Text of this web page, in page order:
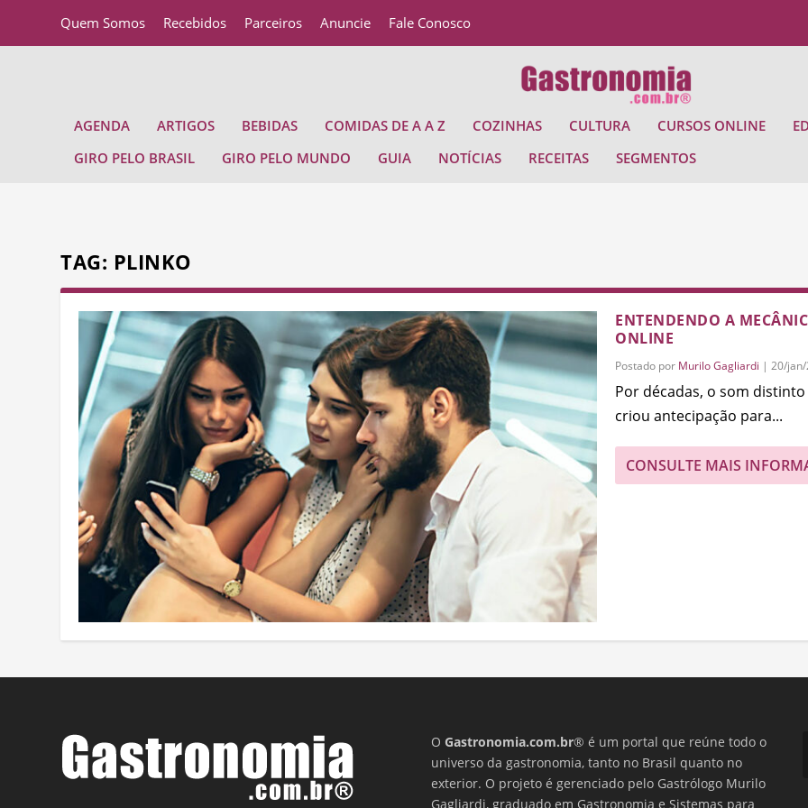
Quem Somos Recebidos Parceiros Anuncie Fale Conosco
AGENDA ARTIGOS BEBIDAS COMIDAS DE A A Z COZINHAS CULTURA CURSOS ONLINE
GIRO PELO BRASIL
GIRO PELO MUNDO GUIA NOTÍCIAS RECEITAS SEGMENTOS
TAG: PLINKO
ENTENDENDO A
ONLINE
Postado por Murilo Gagliardi | 20/
Por décadas, o som
criou antecipação para...
CONSULTE MAIS
OGastronomia.com.br® é um portal que reúne todo o
universo da gastronomia, tanto no Brasil quanto no
exterior. O projeto é gerenciado pelo Gastrólogo Murilo
Gagliardi, graduado em Gastronomia e Sistemas para